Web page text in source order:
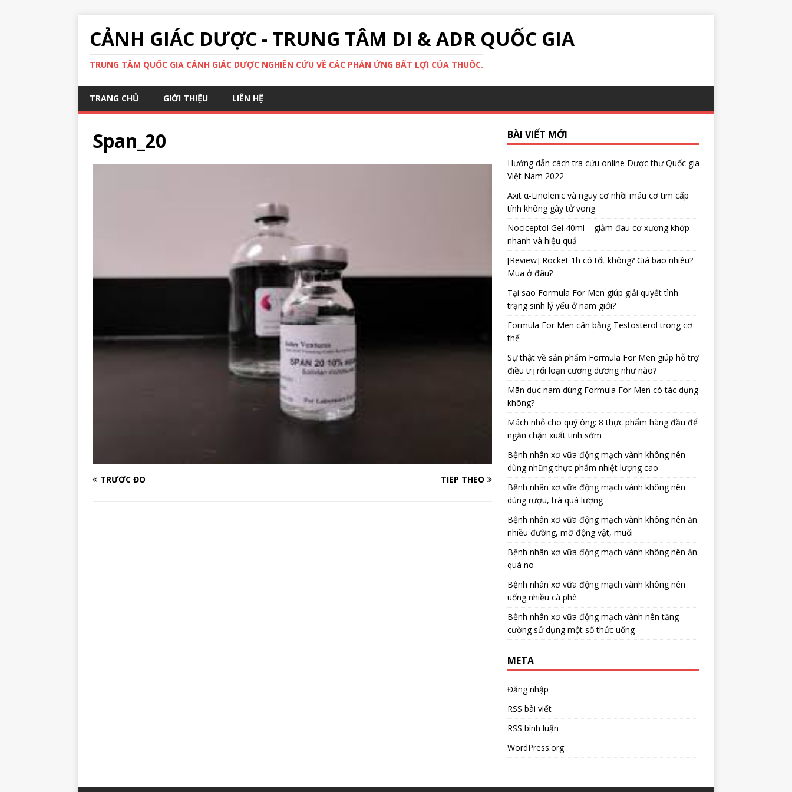
CẢNH GIÁC DƯỢC - TRUNG TÂM DI & ADR QUỐC GIA
TRUNG TÂM QUỐC GIA CẢNH GIÁC DƯỢC NGHIÊN CỨU VỀ CÁC PHẢN ỨNG BẤT LỢI CỦA THUỐC.
TRANG CHỦ GIỚI THIỆU LIÊN HỆ
Span_20
TRƯỚC ĐÓ TIẾP THEO
BÀI VIẾT MỚI
Hướng dẫn cách tra cứu online Dược thư Quốc gia
Việt Nam 2022
Axit α-Linolenic và nguy cơ nhồi máu cơ tim cấp
tính không gây tử vong
Nociceptol Gel 40ml – giảm đau cơ xương khớp
nhanh và hiệu quả
[Review] Rocket 1h có tốt không? Giá bao nhiêu?
Mua ở đâu?
Tại sao Formula For Men giúp giải quyết tình
trạng sinh lý yếu ở nam giới?
Formula For Men cân bằng Testosterol trong cơ
thể
Sự thật về sản phẩm Formula For Men giúp hỗ trợ
điều trị rối loạn cương dương như nào?
Mãn dục nam dùng Formula For Men có tác dụng
không?
Mách nhỏ cho quý ông: 8 thực phẩm hàng đầu để
ngăn chặn xuất tinh sớm
Bệnh nhân xơ vữa động mạch vành không nên
dùng những thực phẩm nhiệt lượng cao
Bệnh nhân xơ vữa động mạch vành không nên
dùng rượu, trà quá lượng
Bệnh nhân xơ vữa động mạch vành không nên ăn
nhiều đường, mỡ động vật, muối
Bệnh nhân xơ vữa động mạch vành không nên ăn
quá no
Bệnh nhân xơ vữa động mạch vành không nên
uống nhiều cà phê
Bệnh nhân xơ vữa động mạch vành nên tăng
cường sử dụng một số thức uống
META
Đăng nhập
RSS bài viết
RSS bình luận
WordPress.org